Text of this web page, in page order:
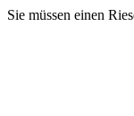
Sie müssen einen